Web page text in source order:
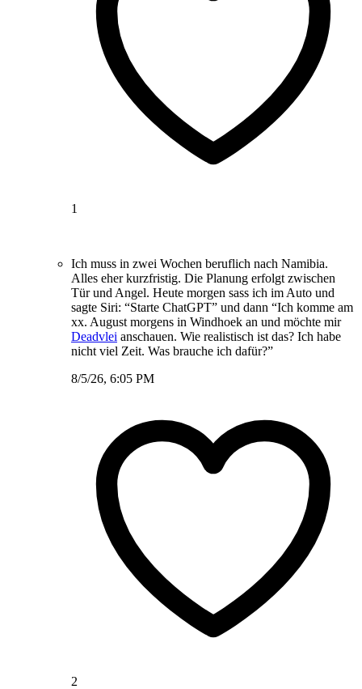
1
Ich muss in zwei Wochen beruflich nach Namibia.
Alles eher kurzfristig. Die Planung erfolgt zwischen
Tür und Angel. Heute morgen sass ich im Auto und
sagte Siri: “Starte ChatGPT” und dann “Ich komme am
xx. August morgens in Windhoek an und möchte mir
Deadvlei anschauen. Wie realistisch ist das? Ich habe
nicht viel Zeit. Was brauche ich dafür?”
8/5/26, 6:05 PM
2